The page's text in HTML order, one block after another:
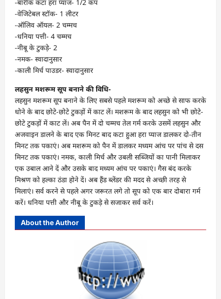
-बारीक कटा हरा प्याज- 1/2 कप
-वेजिटेबल स्टॉक- 1 लीटर
-ऑलिव ऑयल- 2 चम्मच
-धनिया पत्ती- 4 चम्मच
-नीबू के टुकड़े- 2
-नमक- स्वादानुसार
-काली मिर्च पाउडर- स्वादानुसार
लहसुन मशरूम सूप बनाने की विधि-
लहसुन मशरूम सूप बनाने के लिए सबसे पहले मशरूम को अच्छे से साफ करके
धोने के बाद छोटे-छोटे टुकड़ों में काट लें। मशरूम के बाद लहसुन को भी छोटे-
छोटे टुकड़ों में काट लें। अब पैन में दो चम्मच तेल गर्म करके उसमें लहसुन और
अजवाइन डालने के बाद एक मिनट बाद कटा हुआ हरा प्याज डालकर दो-तीन
मिनट तक पकाएं। अब मशरूम को पैन में डालकर मध्यम आंच पर पांच से दस
मिनट तक पकाएं। नमक, काली मिर्च और उबली सब्जियों का पानी मिलाकर
एक उबाल आने दें और उसके बाद मध्यम आंच पर पकाएं। गैस बंद करके
मिश्रण को हल्का ठंडा होने दें। अब हैंड ब्लेंडर की मदद से अच्छी तरह से
मिलाएं। सर्व करने से पहले अगर जरूरत लगे तो सूप को एक बार दोबारा गर्म
करें। धनिया पत्ती और नीबू के टुकड़े से सजाकर सर्व करें।
About the Author